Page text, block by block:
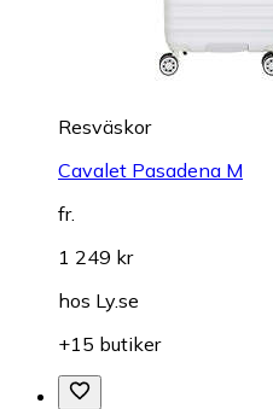
Resväskor
Cavalet Pasadena M
fr.
1 249 kr
hos Ly.se
+15 butiker